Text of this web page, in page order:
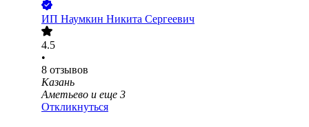
ИП Наумкин Никита Сергеевич
4.5
•
8 отзывов
Казань
Аметьево и еще 3
Откликнуться